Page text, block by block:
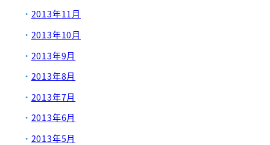
2013年11月
2013年10月
2013年9月
2013年8月
2013年7月
2013年6月
2013年5月